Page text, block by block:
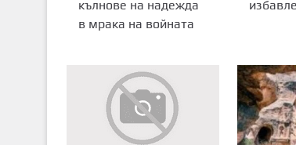
кълнове на надежда
в мрака на войната